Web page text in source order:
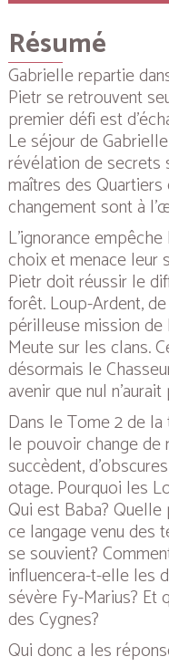
Résumé
Gabrielle repartie
Pietr se retrouvent
premier défi est
Le séjour de
révélation de secrets
maîtres des
changement sont à
L’ignorance
choix et menace leur
Pietr doit réussir le
forêt. Loup-Ardent,
périlleuse mission
Meute sur les clans.
désormais le
avenir que nul
Dans le Tome 2 de
le pouvoir change
succèdent,
otage. Pourquoi les
Qui est Baba?
ce langage venu des
se souvient?
influencera-t-elle les
sévère Fy-Marius? Et
des Cygnes?
Qui donc a les